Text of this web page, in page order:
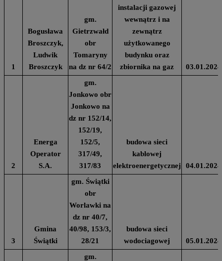
1
Bogusława
Broszczyk,
Ludwik
Broszczyk
gm.
Gietrzwałd
obr
Tomaryny
na dz nr 64/2
instalacji gazowej
wewnątrz i na
zewnątrz
użytkowanego
budynku oraz
zbiornika na gaz
03.01.2024
2
Energa
Operator
S.A.
gm.
Jonkowo obr
Jonkowo na
dz nr 152/14,
152/19,
152/5,
317/49,
317/83
budowa sieci
kablowej
elektroenergetycznej
04.01.2024
3
Gmina
Świątki
gm. Świątki
obr
Worlawki na
dz nr 40/7,
40/98, 153/3,
28/21
budowa sieci
wodociagowej
05.01.2024
gm.